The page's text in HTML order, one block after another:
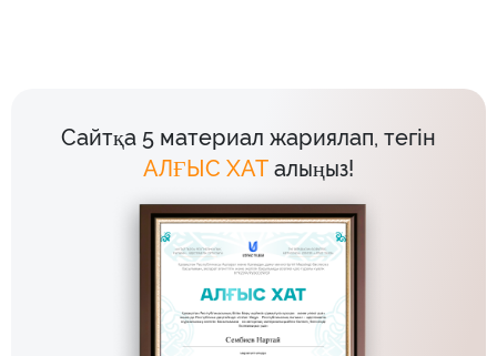
Сайтқа 5 материал жариялап, тегін
АЛҒЫС ХАТ алыңыз!